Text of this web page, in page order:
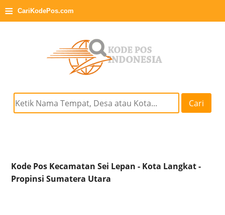
≡ CariKodePos.com
Cari
Kode Pos Kecamatan Sei Lepan - Kota Langkat -
Propinsi Sumatera Utara